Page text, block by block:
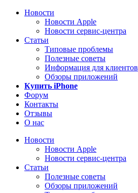
Новости
Новости Apple
Новости сервис-центра
Статьи
Типовые проблемы
Полезные советы
Информация для клиентов
Обзоры приложений
Купить iPhone
Форум
Контакты
Отзывы
О нас
Новости
Новости Apple
Новости сервис-центра
Статьи
Полезные советы
Обзоры приложений